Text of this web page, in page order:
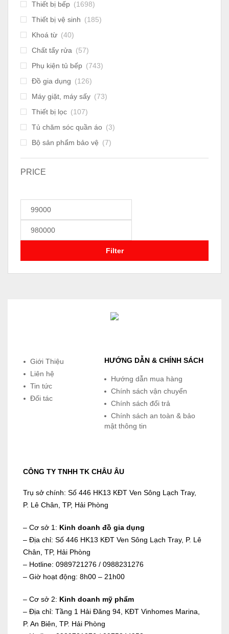
Thiết bị bếp (1698)
Thiết bị vệ sinh (185)
Khoá từ (40)
Chất tẩy rửa (57)
Phụ kiện tủ bếp (743)
Đồ gia dụng (126)
Máy giặt, máy sấy (73)
Thiết bị lọc (107)
Tủ chăm sóc quần áo (3)
Bộ sản phẩm bảo vệ (7)
PRICE
Filter
Giới Thiệu
Liên hệ
Tin tức
Đối tác
HƯỚNG DẪN & CHÍNH SÁCH
Hướng dẫn mua hàng
Chính sách vận chuyển
Chính sách đổi trả
Chính sách an toàn & bảo
mật thông tin
CÔNG TY TNHH TK CHÂU ÂU
Trụ sở chính: Số 446 HK13 KĐT Ven Sông Lạch Tray,
P. Lê Chân, TP, Hải Phòng
– Cơ sở 1: Kinh doanh đồ gia dụng
– Địa chỉ: Số 446 HK13 KĐT Ven Sông Lạch Tray, P. Lê
Chân, TP, Hải Phòng
– Hotline: 0989721276 / 0988231276
– Giờ hoạt động: 8h00 – 21h00
– Cơ sở 2: Kinh doanh mỹ phẩm
– Địa chỉ: Tầng 1 Hải Đăng 94, KĐT Vinhomes Marina,
P. An Biên, TP. Hải Phòng